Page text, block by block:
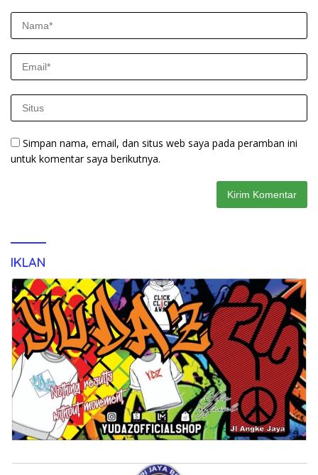
Simpan nama, email, dan situs web saya pada peramban ini
untuk komentar saya berikutnya.
IKLAN